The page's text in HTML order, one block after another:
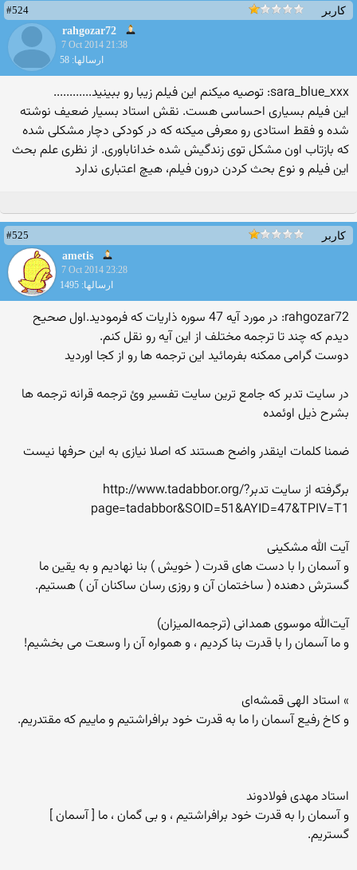
کاربر
#524
rahgozar72
7 Oct 2014 21:38
ارسالها: 58
sara_blue_xxx: توصیه میکنم این فیلم زیبا رو ببینید............
این فیلم بسیاری احساسی هست. نقش استاد بسیار ضعیف نوشته
شده و فقط استادی رو معرفی میکنه که در کودکی دچار مشکلی شده
که بازتاب اون مشکل توی زندگیش شده خداناباوری. از نظری علم بحث
این فیلم و نوع بحث کردن درون فیلم، هیچ اعتباری ندارد
کاربر
#525
ametis
7 Oct 2014 23:28
ارسالها: 1495
rahgozar72: در مورد آیه 47 سوره ذاریات که فرمودید.اول صحیح
دیدم که چند تا ترجمه مختلف از این آیه رو نقل کنم.
دوست گرامی ممکنه بفرمائید این ترجمه ها رو از کجا اوردید
در سایت تدبر که جامع ترین سایت تفسیر وئ ترجمه قرانه ترجمه ها
بشرح ذیل اوئمده
ضمنا کلمات اینقدر واضح هستند که اصلا نیازی به این حرفها نیست
برگرفته از سایت تدبرhttp://www.tadabbor.org/?
page=tadabbor&SOID=51&AYID=47&TPIV=T1
آیت الله مشکینی
و آسمان را با دست های قدرت ( خویش ) بنا نهادیم و به یقین ما
گسترش دهنده ( ساختمان آن و روزی رسان ساکنان آن ) هستیم.
آیت‌الله موسوی همدانی (ترجمه‌المیزان)
و ما آسمان را با قدرت بنا کردیم ، و همواره آن را وسعت می بخشیم!
» استاد الهی قمشه‌ای
و کاخ رفیع آسمان را ما به قدرت خود برافراشتیم و ماییم که مقتدریم.
استاد مهدی فولادوند
و آسمان را به قدرت خود برافراشتیم ، و بی گمان ، ما [ آسمان ]
گستریم.